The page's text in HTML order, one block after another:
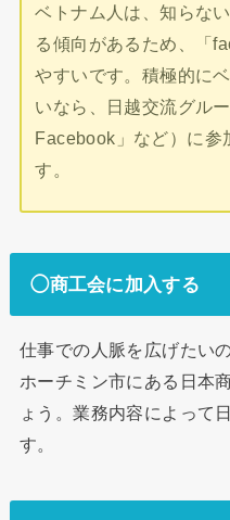
ベトナム人は、知らな
る傾向があるため、「
やすいです。積極的に
いなら、日越交流グル
Facebook」など）に参
す。
◯商工会に加入する
仕事での人脈を広げたい
ホーチミン市にある日本
ょう。業務内容によって
す。